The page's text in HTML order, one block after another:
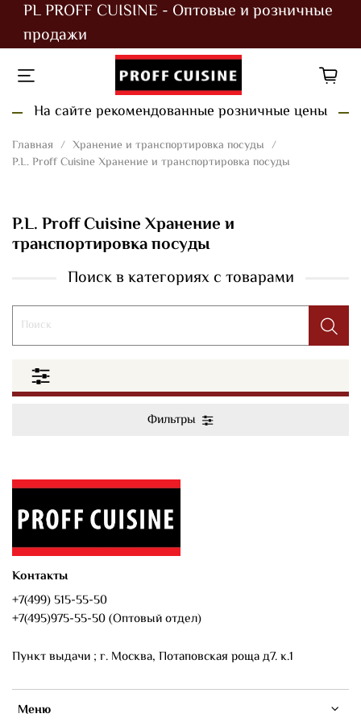
PL PROFF CUISINE - Оптовые и розничные
продажи
На сайте рекомендованные розничные цены
Главная
Хранение и транспортировка посуды
P.L. Proff Cuisine Хранение и транспортировка посуды
P.L. Proff Cuisine Хранение и
транспортировка посуды
Поиск в категориях с товарами
Фильтры
Меню
Контакты
+7(499) 515-55-50
+7(495)975-55-50 (Оптовый отдел)
Пункт выдачи ; г. Москва, Потаповская роща д7. к.1